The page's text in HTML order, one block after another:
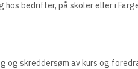
hos bedrifter, på skoler eller i
og skreddersøm av kurs og